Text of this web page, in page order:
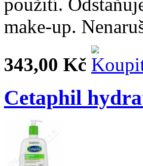
make-up.
343,00 Kč
Cetaphil